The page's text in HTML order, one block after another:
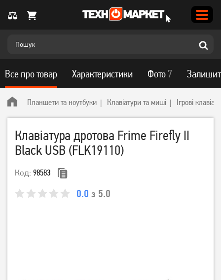
Планшети та ноутбуки Клавіатури та миші Ігрові
Клавіатура дротова Frime Firefly II
Black USB (FLK19110)
Код: 98583
0.0 з 5.0
Все про товар Характеристики Фото 7